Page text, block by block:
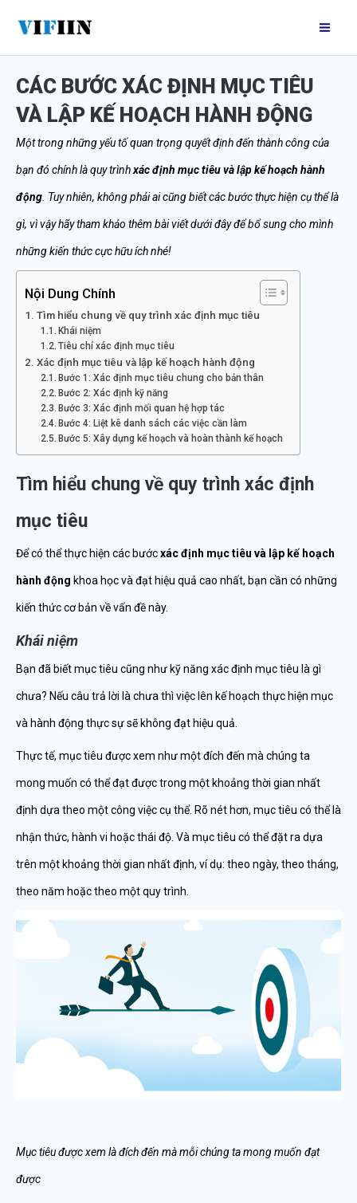
nội
dungCÁC BƯỚC XÁC ĐỊNH MỤC TIÊU
VÀ LẬP KẾ HOẠCH HÀNH ĐỘNG
Một trong những yếu tố quan trọng quyết định đến thành công của
bạn đó chính là quy trìnhxác định mục tiêu và lập kế hoạch hành
động . Tuy nhiên, không phải ai cũng biết các bước thực hiện cụ thể là
gì, vì vậy hãy tham khảo thêm bài viết dưới đây để bổ sung cho mình
những kiến thức cực hữu ích nhé!
Nội Dung Chính
Tìm hiểu chung về quy trình xác định mục tiêu
Khái niệm
Tiêu chí xác định mục tiêu
Xác định mục tiêu và lập kế hoạch hành động
Bước 1: Xác định mục tiêu chung cho bản thân
Bước 2: Xác định kỹ năng
Bước 3: Xác định mối quan hệ hợp tác
Bước 4: Liệt kê danh sách các việc cần làm
Bước 5: Xây dựng kế hoạch và hoàn thành kế hoạch
Tìm hiểu chung về quy trình xác định
mục tiêu
Để có thể thực hiện các bướcxác định mục tiêu và lập kế hoạch
hành động khoa học và đạt hiệu quả cao nhất, bạn cần có những
kiến thức cơ bản về vấn đề này.
Khái niệm
Bạn đã biết mục tiêu cũng như kỹ năng xác định mục tiêu là gì
chưa? Nếu câu trả lời là chưa thì việc lên kế hoạch thực hiện mục
và hành động thực sự sẽ không đạt hiệu quả.
Thực tế, mục tiêu được xem như một đích đến mà chúng ta
mong muốn có thể đạt được trong một khoảng thời gian nhất
định dựa theo một công việc cụ thể. Rõ nét hơn, mục tiêu có thể là
nhận thức, hành vi hoặc thái độ. Và mục tiêu có thể đặt ra dựa
trên một khoảng thời gian nhất định, ví dụ: theo ngày, theo tháng,
theo năm hoặc theo một quy trình.
Mục tiêu được xem là đích đến mà mỗi chúng ta mong muốn đạt
được